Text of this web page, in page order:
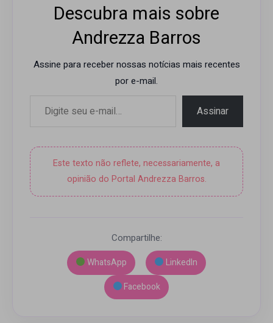
campanhas online que
ganham força nas
redes sociais
conforme usuários
chamam atenção para
atitudes e comentários
pessoa responsável
Descubra mais sobre
Andrezza Barros
Assine para receber nossas notícias mais recentes
por e-mail.
Assinar
Este texto não reflete, necessariamente, a
opinião do Portal Andrezza Barros.
Compartilhe:
WhatsApp
LinkedIn
Facebook